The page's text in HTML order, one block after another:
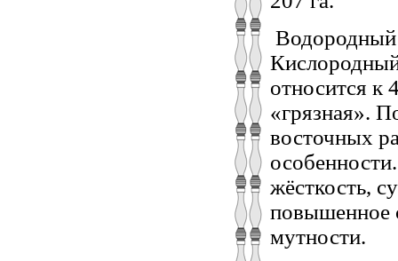
Водородный
относится к
«грязная».
восточных
жёсткость,
повышенное
мутности.